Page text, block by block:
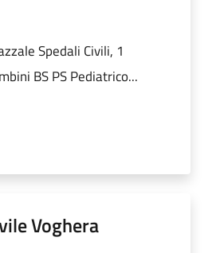
Spedali Civili, 1
BS PS Pediatrico...
Voghera